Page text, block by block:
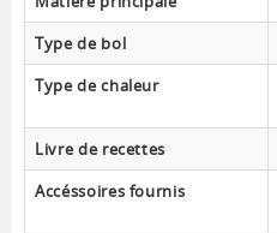
Type de bol
Type de chaleur
Livre de recettes
Accéssoires fournis